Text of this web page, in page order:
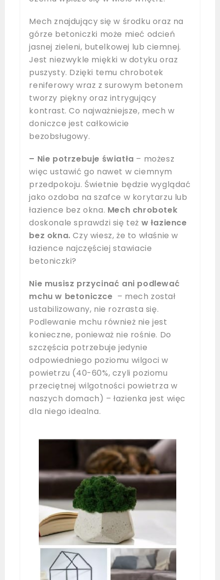
Mech znajdujący się w środku oraz na
górze betoniczki może mieć odcień
jasnej zieleni, butelkowej lub ciemnej.
Jest niezwykle miękki w dotyku oraz
puszysty. Dzięki temu chrobotek
reniferowy wraz z surowym betonem
tworzy piękny oraz intrygujący
kontrast. Co najważniejsze, mech w
doniczce jest całkowicie
bezobsługowy.
– Nie potrzebuje światła – możesz
więc ustawić go nawet w ciemnym
przedpokoju. Świetnie będzie wyglądać
jako ozdoba na szafce w korytarzu lub
łazience bez okna. Mech chrobotek
doskonale sprawdzi się też w łazience
bez okna. Czy wiesz, że to właśnie w
łazience najczęściej stawiacie
betoniczki?
Nie musisz przycinać ani podlewać
mchu w betoniczce – mech został
ustabilizowany, nie rozrasta się.
Podlewanie mchu również nie jest
konieczne, ponieważ nie rośnie. Do
szczęścia potrzebuje jedynie
odpowiedniego poziomu wilgoci w
powietrzu (40-60%, czyli poziomu
przeciętnej wilgotności powietrza w
naszych domach) – łazienka jest więc
dla niego idealna.
Odtwarzacz